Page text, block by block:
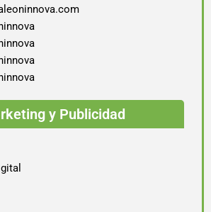
y Publicidad